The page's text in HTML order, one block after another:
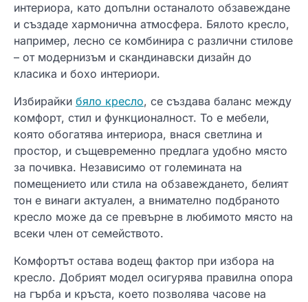
интериора, като допълни останалото обзавеждане
и създаде хармонична атмосфера. Бялото кресло,
например, лесно се комбинира с различни стилове
– от модернизъм и скандинавски дизайн до
класика и бохо интериори.
Избирайки бяло кресло, се създава баланс между
комфорт, стил и функционалност. То е мебели,
която обогатява интериора, внася светлина и
простор, и същевременно предлага удобно място
за почивка. Независимо от големината на
помещението или стила на обзавеждането, белият
тон е винаги актуален, а внимателно подбраното
кресло може да се превърне в любимото място на
всеки член от семейството.
Комфортът остава водещ фактор при избора на
кресло. Добрият модел осигурява правилна опора
на гърба и кръста, което позволява часове на